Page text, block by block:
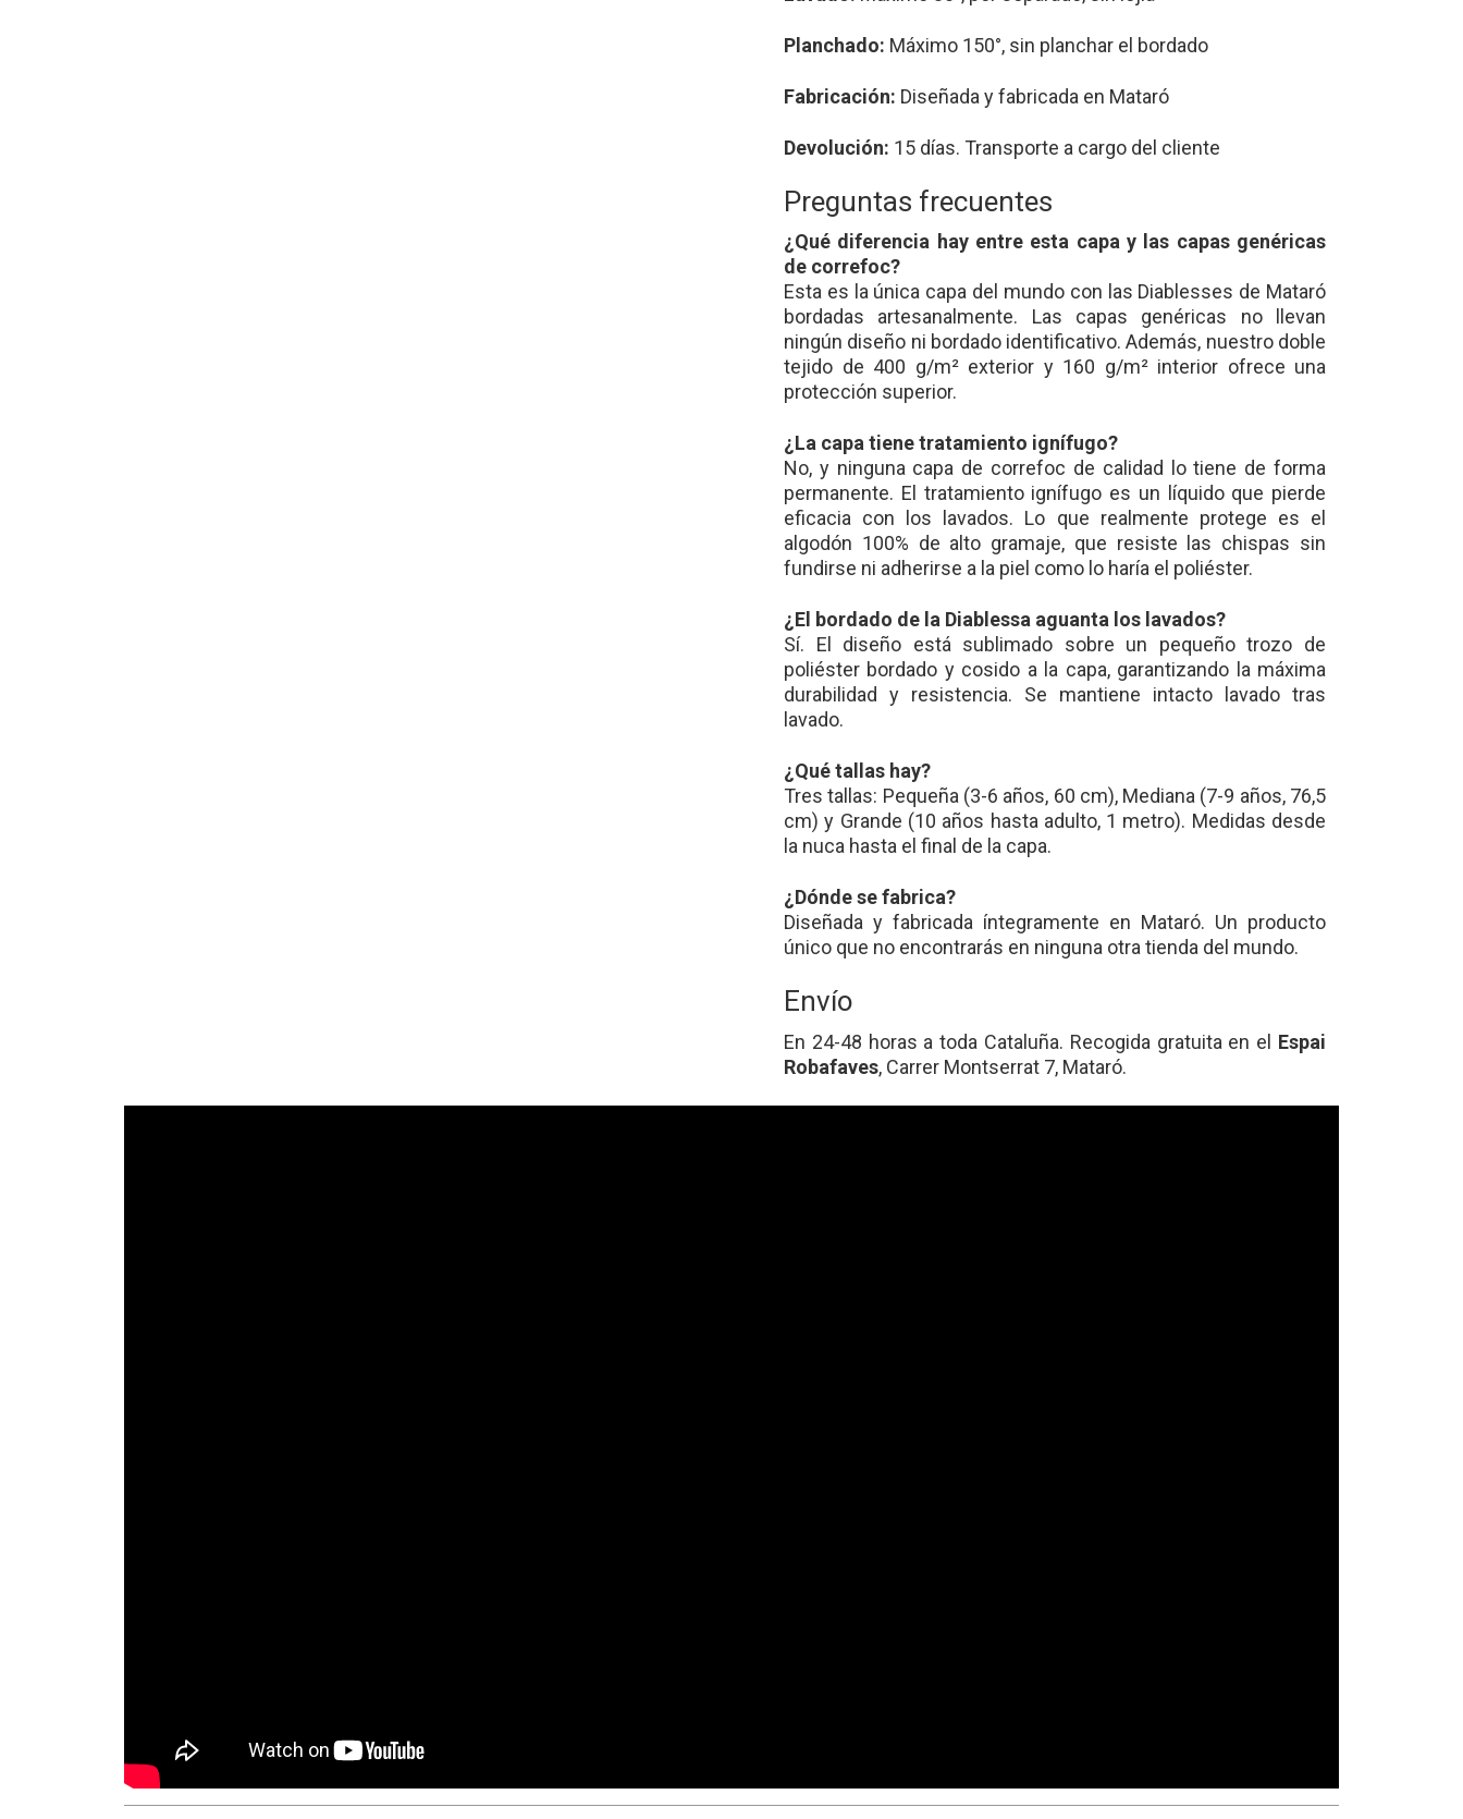
Planchado: Máximo 150°, sin planchar el bordado
Fabricación: Diseñada y fabricada en Mataró
Devolución: 15 días. Transporte a cargo del cliente
Preguntas frecuentes
¿Qué diferencia hay entre esta capa y las capas genéricas
de correfoc?
Esta es la única capa del mundo con las Diablesses de Mataró
bordadas artesanalmente. Las capas genéricas no llevan
ningún diseño ni bordado identificativo. Además, nuestro doble
tejido de 400 g/m² exterior y 160 g/m² interior ofrece una
protección superior.
¿La capa tiene tratamiento ignífugo?
No, y ninguna capa de correfoc de calidad lo tiene de forma
permanente. El tratamiento ignífugo es un líquido que pierde
eficacia con los lavados. Lo que realmente protege es el
algodón 100% de alto gramaje, que resiste las chispas sin
fundirse ni adherirse a la piel como lo haría el poliéster.
¿El bordado de la Diablessa aguanta los lavados?
Sí. El diseño está sublimado sobre un pequeño trozo de
poliéster bordado y cosido a la capa, garantizando la máxima
durabilidad y resistencia. Se mantiene intacto lavado tras
lavado.
¿Qué tallas hay?
Tres tallas: Pequeña (3-6 años, 60 cm), Mediana (7-9 años, 76,5
cm) y Grande (10 años hasta adulto, 1 metro). Medidas desde
la nuca hasta el final de la capa.
¿Dónde se fabrica?
Diseñada y fabricada íntegramente en Mataró. Un producto
único que no encontrarás en ninguna otra tienda del mundo.
Envío
En 24-48 horas a toda Cataluña. Recogida gratuita en el Espai
Robafaves, Carrer Montserrat 7, Mataró.